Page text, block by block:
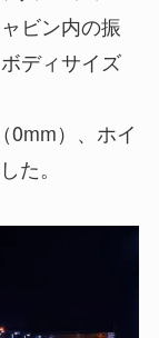
ビン内の振
ディサイズ
0mm）、ホイ
た。